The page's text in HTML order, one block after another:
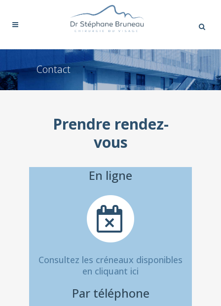
Contact
Prendre rendez-
vous
En ligne
Consultez les créneaux disponibles
en cliquant ici
Par téléphone